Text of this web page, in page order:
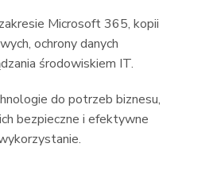
Microsoft 365, kopii
ochrony danych
środowiskiem IT.
do potrzeb biznesu,
bezpieczne i efektywne